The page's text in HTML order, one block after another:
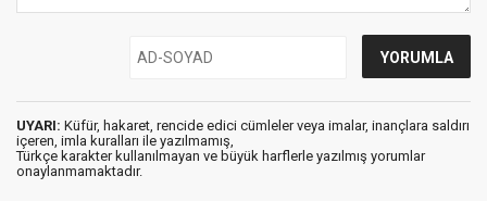
UYARI: Küfür, hakaret, rencide edici cümleler veya imalar, inançlara saldırı
içeren, imla kuralları ile yazılmamış,
Türkçe karakter kullanılmayan ve büyük harflerle yazılmış yorumlar
onaylanmamaktadır.